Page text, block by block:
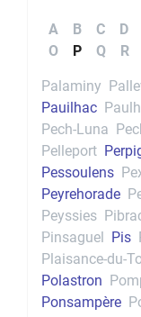
A B C D
O
P Q R
Palaminy
Pauilhac
Pech-Luna
Pelleport
Pessoulens
Peyrehorade
Peyssies
Pinsaguel Pis
Plaisance-du-
Polastron
Ponsampère